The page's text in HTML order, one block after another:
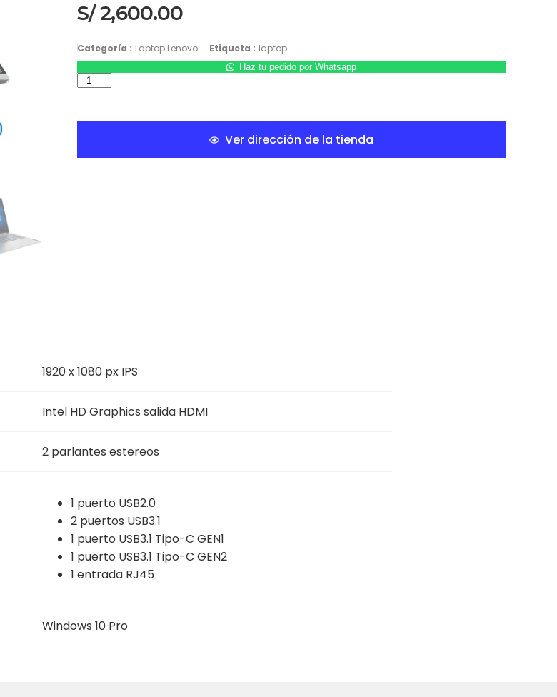
S/2,600.00
Categoría : Laptop Lenovo Etiqueta : laptop
Haz tu pedido por Whatsapp
Ver dirección de la tienda
1920 x 1080 px IPS
Intel HD Graphics salida HDMI
2 parlantes estereos
1 puerto USB2.0
2 puertos USB3.1
1 puerto USB3.1 Tipo-C GEN1
1 puerto USB3.1 Tipo-C GEN2
1 entrada RJ45
Windows 10 Pro